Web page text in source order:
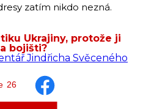
zatím nikdo nezná.
Ukrajiny, protože ji
bojišti?
Jindřicha Svěceného
26